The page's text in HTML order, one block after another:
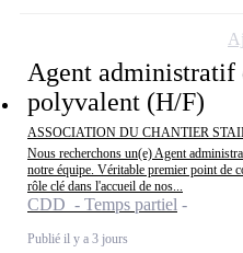
Agent administratif
polyvalent (H/F)
ASSOCIATION DU CHANTIER
Nous recherchons un(e) Agent
notre équipe. Véritable premier point de
rôle clé dans l'accueil de nos...
CDD - Temps partiel
Publié il y a 3 jours